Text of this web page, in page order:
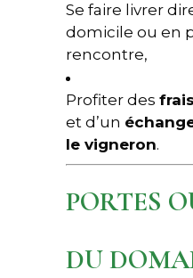
Se faire livrer
domicile ou en
rencontre,
Profiter des
et d’un
le vigneron.
PORTES
DU